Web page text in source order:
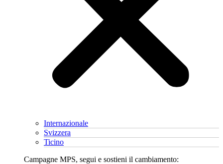
Internazionale
Svizzera
Ticino
Campagne MPS, segui e sostieni il cambiamento: